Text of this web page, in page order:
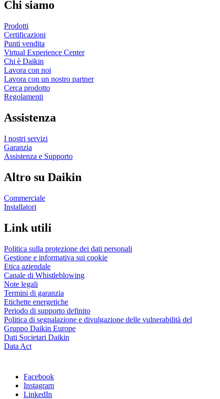
Chi siamo
Prodotti
Certificazioni
Punti vendita
Virtual Experience Center
Chi è Daikin
Lavora con noi
Lavora con un nostro partner
Cerca prodotto
Regolamenti
Assistenza
I nostri servizi
Garanzia
Assistenza e Supporto
Altro su Daikin
Commerciale
Installatori
Link utili
Politica sulla protezione dei dati personali
Gestione e informativa sui cookie
Etica aziendale
Canale di Whistleblowing
Note legali
Termini di garanzia
Etichette energetiche
Periodo di supporto definito
Politica di segnalazione e divulgazione delle vulnerabilità del
Gruppo Daikin Europe
Dati Societari Daikin
Data Act
Facebook
Instagram
LinkedIn